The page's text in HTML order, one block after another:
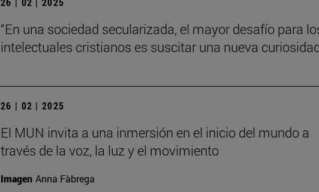
“En una sociedad secularizada, el mayor desafío para
intelectuales cristianos es suscitar una nueva
26 | 02 | 2025
El MUN invita a una inmersión en el inicio del mundo a
través de la voz, la luz y el movimiento
Imagen Anna Fàbrega